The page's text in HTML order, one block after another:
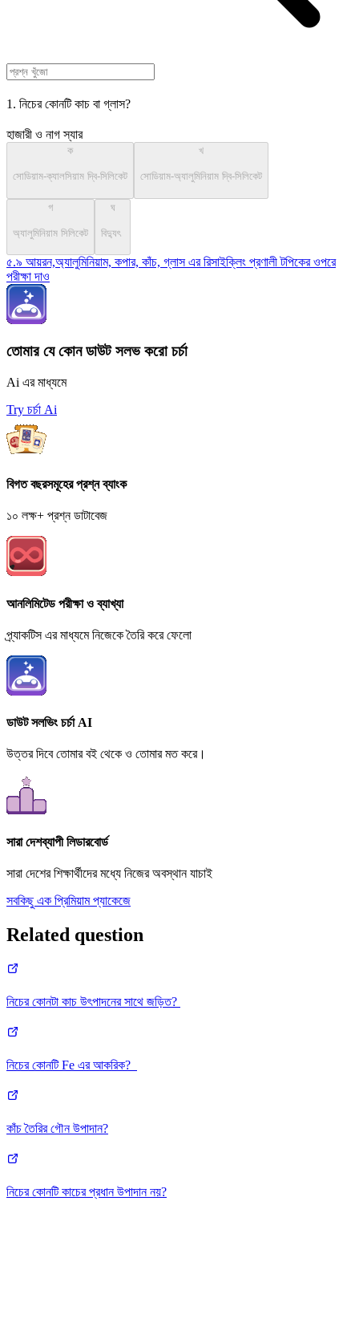
1. নিচের কোনটি কাচ বা গ্লাস?
হাজারী ও নাগ স্যার
ক
সোডিয়াম-ক্যালসিয়াম দ্বি-সিলিকেট
খ
সোডিয়াম-অ্যালুমিনিয়াম দ্বি-সিলিকেট
গ
অ্যালুমিনিয়াম সিলিকেট
ঘ
বিদ্যুৎ
৫.৯ আয়রন,অ্যালুমিনিয়াম, কপার, কাঁচ, গ্লাস এর রিসাইক্লিং প্রণালী টপিকের ওপরে
পরীক্ষা দাও
তোমার যে কোন ডাউট সলভ করো চর্চা
Ai এর মাধ্যমে
Try চর্চা Ai
বিগত বছরসমূহের প্রশ্ন ব্যাংক
১০ লক্ষ+ প্রশ্ন ডাটাবেজ
আনলিমিটেড পরীক্ষা ও ব্যাখ্যা
প্র্যাকটিস এর মাধ্যমে নিজেকে তৈরি করে ফেলো
ডাউট সলভিং চর্চা AI
উত্তর দিবে তোমার বই থেকে ও তোমার মত করে।
সারা দেশব্যাপী লিডারবোর্ড
সারা দেশের শিক্ষার্থীদের মধ্যে নিজের অবস্থান যাচাই
সবকিছু এক প্রিমিয়াম প্যাকেজে
Related question
নিচের কোনটা কাচ উৎপাদনের সাথে জড়িত?
নিচের কোনটি Fe এর আকরিক?
কাঁচ তৈরির গৌন উপাদান?
নিচের কোনটি কাচের প্রধান উপাদান নয়?